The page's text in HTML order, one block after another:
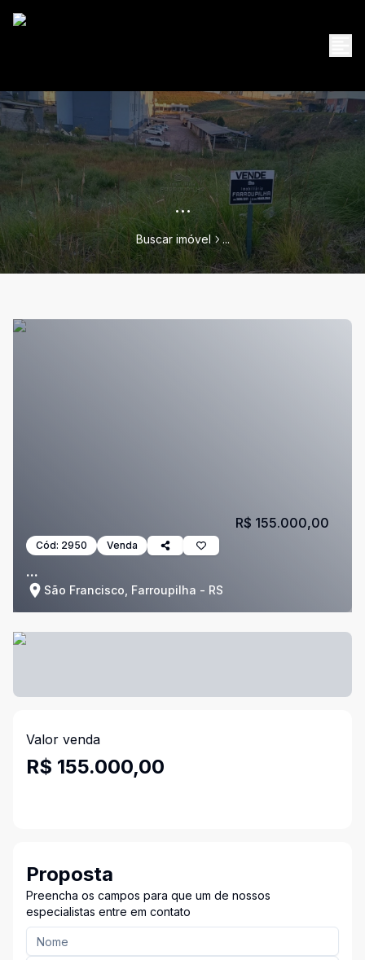
...
Buscar imóvel ...
Cód: 2950 Venda
...
São Francisco, Farroupilha - RS
R$ 155.000,00
Valor venda
R$ 155.000,00
Proposta
Preencha os campos para que um de nossos
especialistas entre em contato